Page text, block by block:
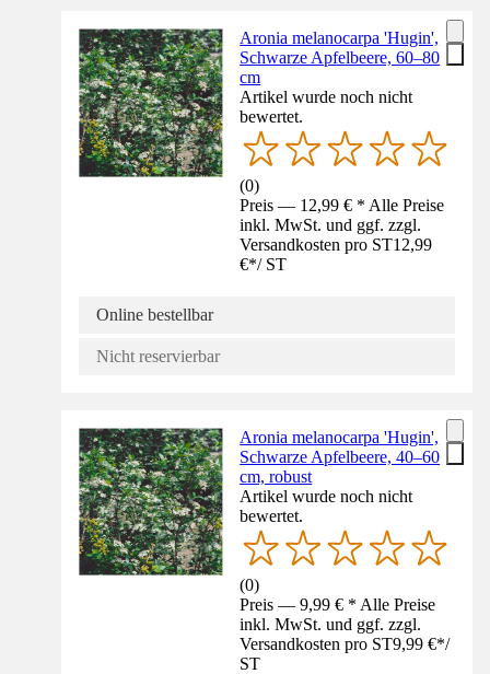
Aronia melanocarpa 'Hugin',
Schwarze Apfelbeere, 60–80
cm
Artikel wurde noch nicht
bewertet.
(0)
Preis — 12,99 € * Alle Preise
inkl. MwSt. und ggf. zzgl.
Versandkosten pro ST12,99
€*/ ST
Online bestellbar
Nicht reservierbar
Aronia melanocarpa 'Hugin',
Schwarze Apfelbeere, 40–60
cm, robust
Artikel wurde noch nicht
bewertet.
(0)
Preis — 9,99 € * Alle Preise
inkl. MwSt. und ggf. zzgl.
Versandkosten pro ST9,99 €*/
ST